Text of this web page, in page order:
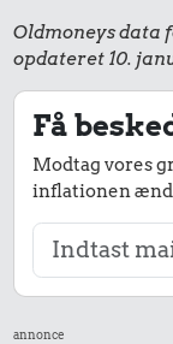
Oldmoneys data
opdateret 10.
Få
Modtag vores
inflationen
annonce